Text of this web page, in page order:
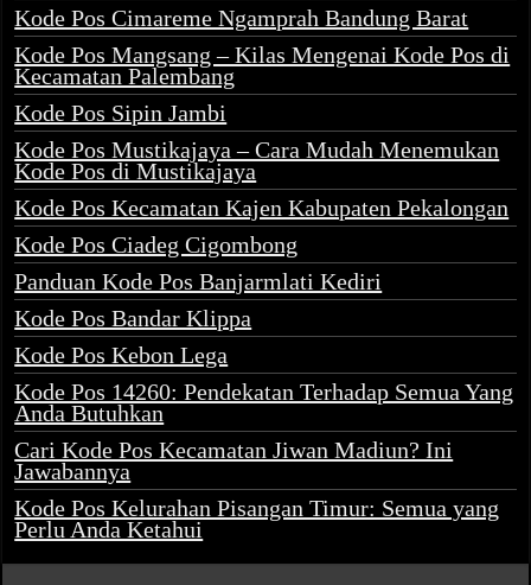
Kode Pos Cimareme Ngamprah Bandung Barat
Kode Pos Mangsang – Kilas Mengenai Kode Pos di
Kecamatan Palembang
Kode Pos Sipin Jambi
Kode Pos Mustikajaya – Cara Mudah Menemukan
Kode Pos di Mustikajaya
Kode Pos Kecamatan Kajen Kabupaten Pekalongan
Kode Pos Ciadeg Cigombong
Panduan Kode Pos Banjarmlati Kediri
Kode Pos Bandar Klippa
Kode Pos Kebon Lega
Kode Pos 14260: Pendekatan Terhadap Semua Yang
Anda Butuhkan
Cari Kode Pos Kecamatan Jiwan Madiun? Ini
Jawabannya
Kode Pos Kelurahan Pisangan Timur: Semua yang
Perlu Anda Ketahui